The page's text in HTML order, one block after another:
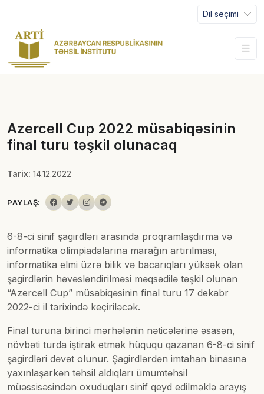
Dil seçimi
Azercell Cup 2022 müsabiqəsinin
final turu təşkil olunacaq
Tarix: 14.12.2022
PAYLAŞ:
6-8-ci sinif şagirdləri arasında proqramlaşdırma və
informatika olimpiadalarına marağın artırılması,
informatika elmi üzrə bilik və bacarıqları yüksək olan
şagirdlərin həvəsləndirilməsi məqsədilə təşkil olunan
“Azercell Cup” müsabiqəsinin final turu 17 dekabr
2022-ci il tarixində keçiriləcək.
Final turuna birinci mərhələnin nəticələrinə əsasən,
növbəti turda iştirak etmək hüququ qazanan 6-8-ci sinif
şagirdləri dəvət olunur. Şagirdlərdən imtahan binasına
yaxınlaşarkən təhsil aldıqları ümumtəhsil
müəssisəsindən oxuduqları sinif qeyd edilməklə arayış